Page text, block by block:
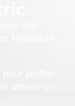
des
Mitsubishi
profiter
obtenir un